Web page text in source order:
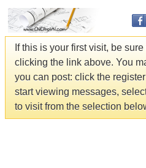
If this is your first visit, be
clicking the link above. You
you can post: click the
start viewing messages,
to visit from the selection